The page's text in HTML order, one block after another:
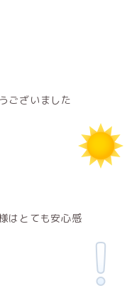
ございました
はとても安心感